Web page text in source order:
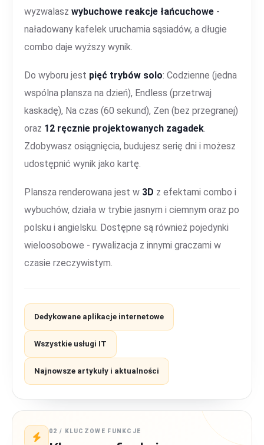
wyzwalasz wybuchowe reakcje łańcuchowe -
naładowany kafelek uruchamia sąsiadów, a długie
combo daje wyższy wynik.
Do wyboru jest pięć trybów solo: Codzienne (jedna
wspólna plansza na dzień), Endless (przetrwaj
kaskadę), Na czas (60 sekund), Zen (bez przegranej)
oraz 12 ręcznie projektowanych zagadek.
Zdobywasz osiągnięcia, budujesz serię dni i możesz
udostępnić wynik jako kartę.
Plansza renderowana jest w 3D z efektami combo i
wybuchów, działa w trybie jasnym i ciemnym oraz po
polsku i angielsku. Dostępne są również pojedynki
wieloosobowe - rywalizacja z innymi graczami w
czasie rzeczywistym.
Dedykowane aplikacje internetowe
Wszystkie usługi IT
Najnowsze artykuły i aktualności
02 / KLUCZOWE FUNKCJE